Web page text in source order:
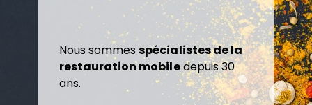
Nous sommesspécialistes de la
restauration mobiledepuis 30
ans.